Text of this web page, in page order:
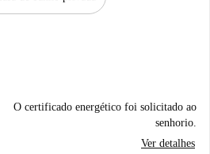
O certificado energético foi solicitado ao
senhorio.
Ver detalhes